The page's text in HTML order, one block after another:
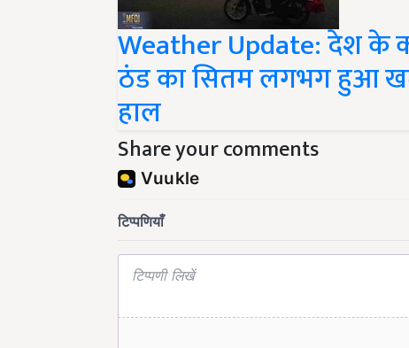
Weather Update: देश के
ठंड का सितम लगभग हुआ
हाल
Share your comments